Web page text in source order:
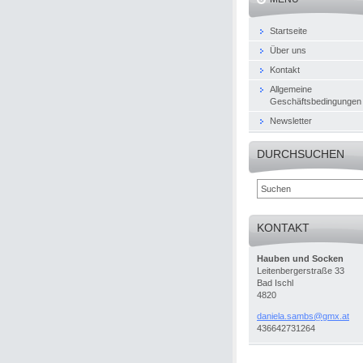
Startseite
Über uns
Kontakt
Allgemeine
Geschäftsbedingungen
Newsletter
DURCHSUCHEN
KONTAKT
Hauben und Socken
Leitenbergerstraße 33
Bad Ischl
4820
daniela. sambs@gmx.at
436642731264